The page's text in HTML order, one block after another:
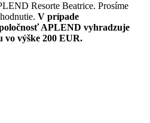
Resorte Beatrice. Prosíme
V prípade
APLEND vyhradzuje
výške 200 EUR.